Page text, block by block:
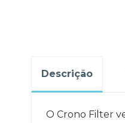
Descrição
O Crono Filter